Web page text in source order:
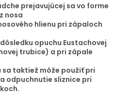
prejavujúcej sa vo forme
nosa
hlienu pri zápaloch
opuchu Eustachovej
trubice) a pri zápale
taktiež môže použiť pri
odpuchnutie sliznice pri